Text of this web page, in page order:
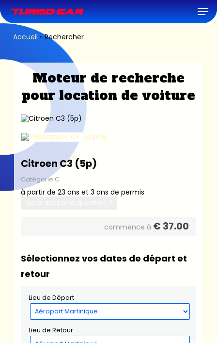
to
main
content
Accueil »Rechercher
Moteur de recherche
pour location de voiture
Citroen C3 (5p)
Catégorie C
à partir de 23 ans et 3 ans de permis
commence à € 37.00
Sélectionnez vos dates de départ et
retour
Lieu de Départ
Lieu de Retour